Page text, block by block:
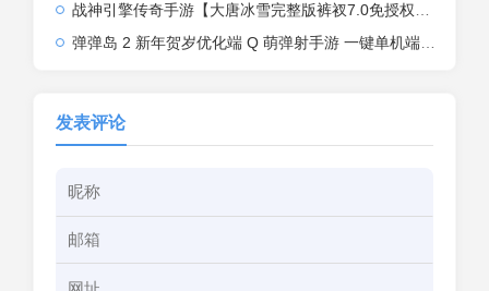
战神引擎传奇手游【大唐冰雪完整版裤衩7.0免授权】2026整理特色服务端+寒冬之城+万象古城+天威大陆+大唐盛世【站长亲测】
弹弹岛 2 新年贺岁优化端 Q 萌弹射手游 一键单机端 + Linux 手工端 + GM 后台 + 安卓 iOS 双端带教程
发表评论